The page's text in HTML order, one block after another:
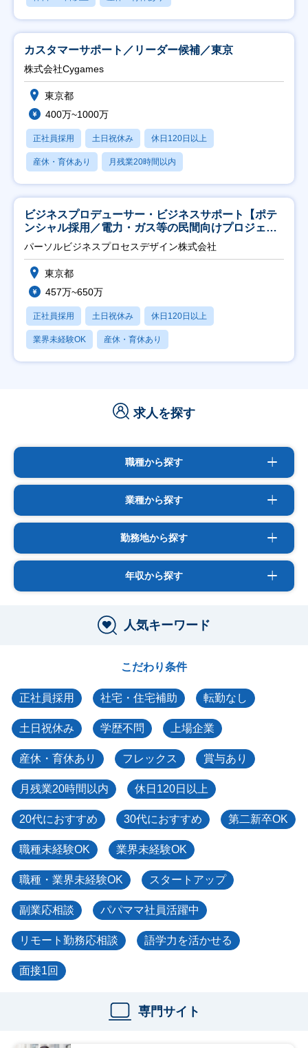
カスタマーサポート／リーダー候補／東京
株式会社Cygames
東京都
400万~1000万
正社員採用 土日祝休み 休日120日以上
産休・育休あり 月残業20時間以内
ビジネスプロデューサー・ビジネスサポート【ポテ
ンシャル採用／電力・ガス等の民間向けプロジェク
ト推進】
パーソルビジネスプロセスデザイン株式会社
東京都
457万~650万
正社員採用 土日祝休み 休日120日以上
業界未経験OK 産休・育休あり
求人を探す
職種から探す
業種から探す
勤務地から探す
年収から探す
人気キーワード
こだわり条件
正社員採用 社宅・住宅補助 転勤なし
土日祝休み 学歴不問 上場企業
産休・育休あり フレックス 賞与あり
月残業20時間以内 休日120日以上
20代におすすめ 30代におすすめ 第二新卒OK
職種未経験OK 業界未経験OK
職種・業界未経験OK スタートアップ
副業応相談 パパママ社員活躍中
リモート勤務応相談 語学力を活かせる
面接1回
専門サイト